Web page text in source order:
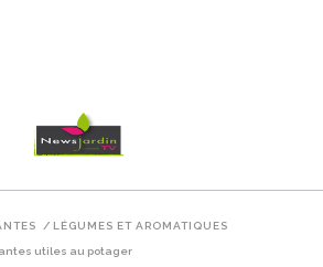
/ LÉGUMES ET AROMATIQUES
utiles au potager